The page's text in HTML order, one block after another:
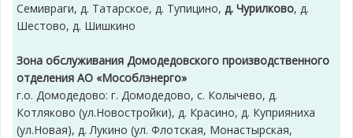
Семивраги, д. Татарское, д. Тупицино, д. Чурилково, д.
Шестово, д. Шишкино
Зона обслуживания Домодедовского производственного
отделения АО «Мособлэнерго»
г.о. Домодедово: г. Домодедово, с. Колычево, д.
Котляково (ул.Новостройки), д. Красино, д. Куприяниха
(ул.Новая), д. Лукино (ул. Флотская, Монастырская,